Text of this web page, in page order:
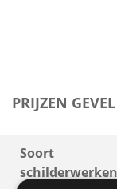
PRIJZEN
Soort
schilderwerken